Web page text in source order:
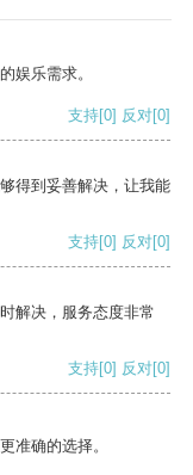
娱乐需求。
支持[0] 反对[0]
得到妥善解决，让我能
支持[0] 反对[0]
解决，服务态度非常
支持[0] 反对[0]
准确的选择。